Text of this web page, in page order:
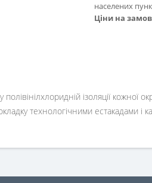
населених
Ціни на
ізоляції кожної
технологічними естакадами і